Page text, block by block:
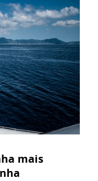
mais